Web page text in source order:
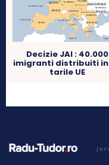
Decizie JAI : 40.000
imigranti distribuiti
tarile UE